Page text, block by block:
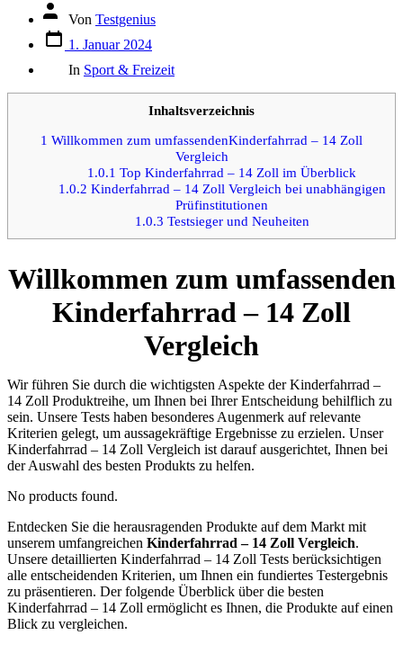
Autor
Beitrags
Von Testgenius
Datum
des
Beitrags
1. Januar 2024
In Sport & Freizeit
Inhaltsverzeichnis
1 Willkommen zum umfassendenKinderfahrrad – 14 Zoll
Vergleich
1.0.1 Top Kinderfahrrad – 14 Zoll im Überblick
1.0.2 Kinderfahrrad – 14 Zoll Vergleich bei unabhängigen
Prüfinstitutionen
1.0.3 Testsieger und Neuheiten
Willkommen zum umfassenden
Kinderfahrrad – 14 Zoll
Vergleich
Wir führen Sie durch die wichtigsten Aspekte der Kinderfahrrad –
14 Zoll Produktreihe, um Ihnen bei Ihrer Entscheidung behilflich zu
sein. Unsere Tests haben besonderes Augenmerk auf relevante
Kriterien gelegt, um aussagekräftige Ergebnisse zu erzielen. Unser
Kinderfahrrad – 14 Zoll Vergleich ist darauf ausgerichtet, Ihnen bei
der Auswahl des besten Produkts zu helfen.
No products found.
Entdecken Sie die herausragenden Produkte auf dem Markt mit
unserem umfangreichen Kinderfahrrad – 14 Zoll Vergleich.
Unsere detaillierten Kinderfahrrad – 14 Zoll Tests berücksichtigen
alle entscheidenden Kriterien, um Ihnen ein fundiertes Testergebnis
zu präsentieren. Der folgende Überblick über die besten
Kinderfahrrad – 14 Zoll ermöglicht es Ihnen, die Produkte auf einen
Blick zu vergleichen.